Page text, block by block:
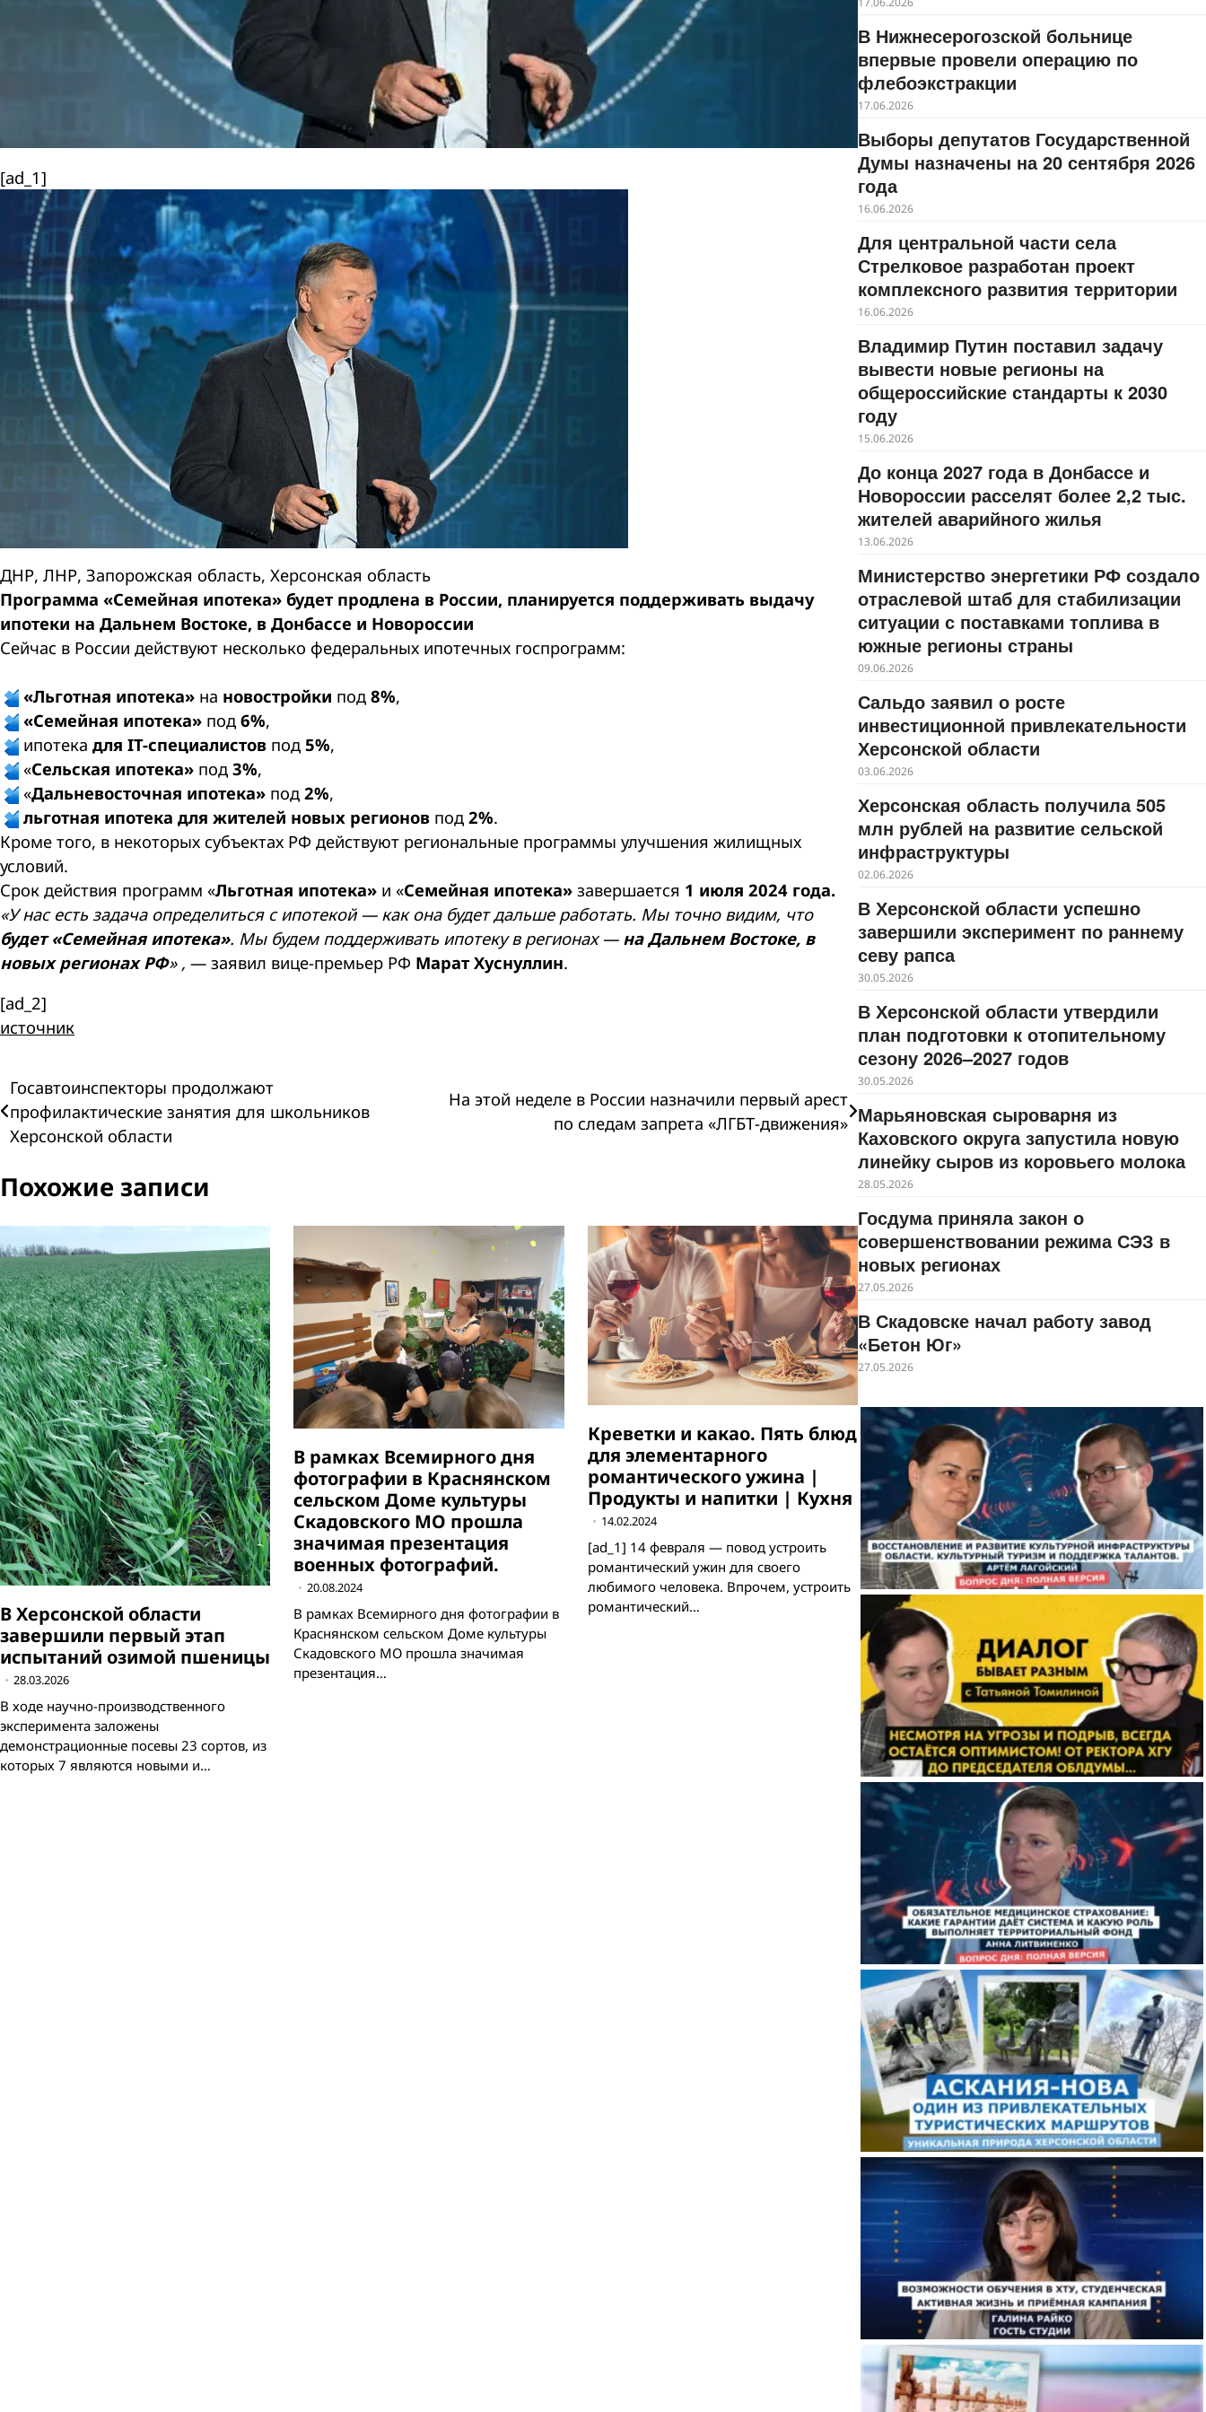
[ad_1]
ДНР, ЛНР, Запорожская область, Херсонская область
Программа «Семейная ипотека» будет продлена в России, планируется поддерживать выдачу
ипотеки на Дальнем Востоке, в Донбассе и Новороссии
Сейчас в России действуют несколько федеральных ипотечных госпрограмм:
«Льготная ипотека» на новостройки под 8%,
«Семейная ипотека» под6%,
ипотека для IT-специалистовпод 5%,
«Сельская ипотека» под 3%,
«Дальневосточная ипотека» под 2%,
льготная ипотека для жителей новых регионовпод 2%.
Кроме того, в некоторых субъектах РФ действуют региональные программы улучшения жилищных
условий.
Срок действия программ «Льготная ипотека» и «Семейная ипотека» завершается 1 июля 2024 года.
«У нас есть задача определиться с ипотекой — как она будет дальше работать. Мы точно видим, что
будет «Семейная ипотека». Мы будем поддерживать ипотеку в регионах —на Дальнем Востоке, в
новых регионах РФ» , — заявил вице-премьер РФ Марат Хуснуллин.
[ad_2]
источник
Навигация
по
Госавтоинспекторы продолжают
профилактические занятия для школьников
Херсонской области
На этой неделе в России назначили первый арест
по следам запрета «ЛГБТ-движения»
Похожие записи
В Херсонской области
завершили первый этап
испытаний озимой пшеницы
28.03.2026
В ходе научно-производственного
эксперимента заложены
демонстрационные посевы 23 сортов, из
которых 7 являются новыми и…
В рамках Всемирного дня
фотографии в Краснянском
сельском Доме культуры
Скадовского МО прошла
значимая презентация
военных фотографий.
20.08.2024
В рамках Всемирного дня фотографии в
Краснянском сельском Доме культуры
Скадовского МО прошла значимая
презентация…
Креветки и какао. Пять блюд
для элементарного
романтического ужина |
Продукты и напитки | Кухня
14.02.2024
[ad_1] ​14 февраля — повод устроить
романтический ужин для своего
любимого человека. Впрочем, устроить
романтический…
В Нижнесерогозской больнице
впервые провели операцию по
флебоэкстракции
17.06.2026
Выборы депутатов Государственной
Думы назначены на 20 сентября 2026
года
16.06.2026
Для центральной части села
Стрелковое разработан проект
комплексного развития территории
16.06.2026
Владимир Путин поставил задачу
вывести новые регионы на
общероссийские стандарты к 2030
году
15.06.2026
До конца 2027 года в Донбассе и
Новороссии расселят более 2,2 тыс.
жителей аварийного жилья
13.06.2026
Министерство энергетики РФ создало
отраслевой штаб для стабилизации
ситуации с поставками топлива в
южные регионы страны
09.06.2026
Сальдо заявил о росте
инвестиционной привлекательности
Херсонской области
03.06.2026
Херсонская область получила 505
млн рублей на развитие сельской
инфраструктуры
02.06.2026
В Херсонской области успешно
завершили эксперимент по раннему
севу рапса
30.05.2026
В Херсонской области утвердили
план подготовки к отопительному
сезону 2026–2027 годов
30.05.2026
Марьяновская сыроварня из
Каховского округа запустила новую
линейку сыров из коровьего молока
28.05.2026
Госдума приняла закон о
совершенствовании режима СЭЗ в
новых регионах
27.05.2026
В Скадовске начал работу завод
«Бетон Юг»
27.05.2026